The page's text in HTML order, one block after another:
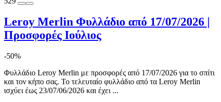
Leroy Merlin Φυλλάδιο από 17/07/2026 |
Προσφορές Ιούλιος
-50%
Φυλλάδιο Leroy Merlin με προσφορές από 17/07/2026 για το σπίτι
και τον κήπο σας. Το τελευταίο φυλλάδιο από τα Leroy Merlin
ισχύει έως 23/07/06/2026 και έχει ...